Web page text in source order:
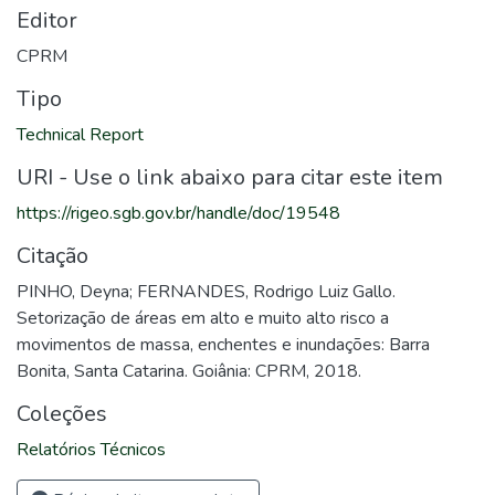
Editor
CPRM
Tipo
Technical Report
URI - Use o link abaixo para citar este item
https://rigeo.sgb.gov.br/handle/doc/19548
Citação
PINHO, Deyna; FERNANDES, Rodrigo Luiz Gallo.
Setorização de áreas em alto e muito alto risco a
movimentos de massa, enchentes e inundações: Barra
Bonita, Santa Catarina. Goiânia: CPRM, 2018.
Coleções
Relatórios Técnicos